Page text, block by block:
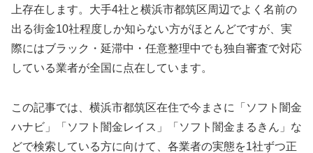
上存在します。大手4社と横浜市都筑区周辺でよく名前の
出る街金10社程度しか知らない方がほとんどですが、実
際にはブラック・延滞中・任意整理中でも独自審査で対応
している業者が全国に点在しています。
この記事では、横浜市都筑区在住で今まさに「ソフト闇金
ハナビ」「ソフト闇金レイス」「ソフト闇金まるきん」な
どで検索している方に向けて、各業者の実態を1社ずつ正